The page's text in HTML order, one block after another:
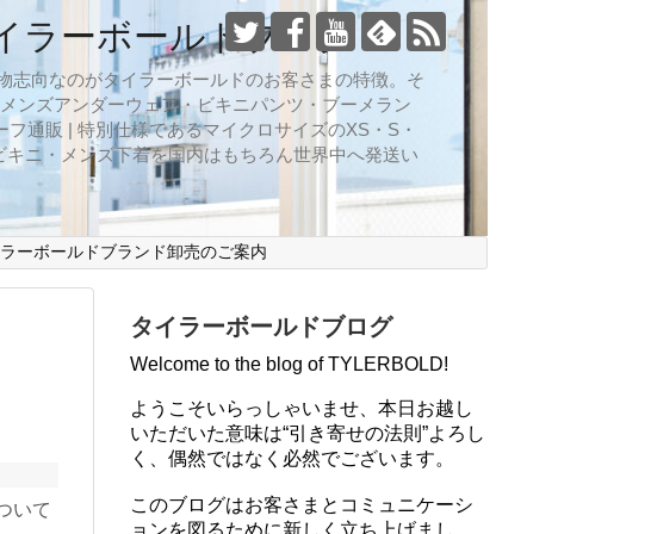
ラーボールドブログ
志向なのがタイラーボールドのお客さまの特徴。そ
ンズアンダーウェア・ビキニパンツ・ブーメラン
通販 | 特別仕様であるマイクロサイズのXS・S・
ニ・メンズ下着を国内はもちろん世界中へ発送い
ーボールドブランド卸売のご案内
いて
タイラーボールドブログ
Welcome to the blog of TYLERBOLD!
ようこそいらっしゃいませ、本日お越し
いただいた意味は“引き寄せの法則”よろし
く、偶然ではなく必然でございます。
このブログはお客さまとコミュニケーシ